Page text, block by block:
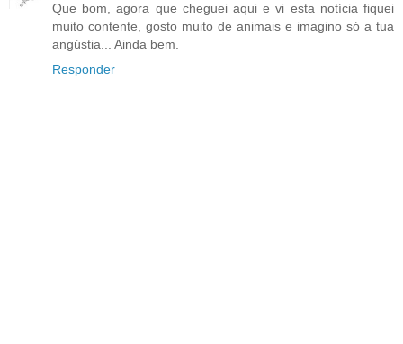
Que bom, agora que cheguei aqui e vi esta notícia fiquei
muito contente, gosto muito de animais e imagino só a tua
angústia... Ainda bem.
Responder